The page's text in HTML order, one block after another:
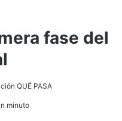
fase del
QUÉ PASA
minuto